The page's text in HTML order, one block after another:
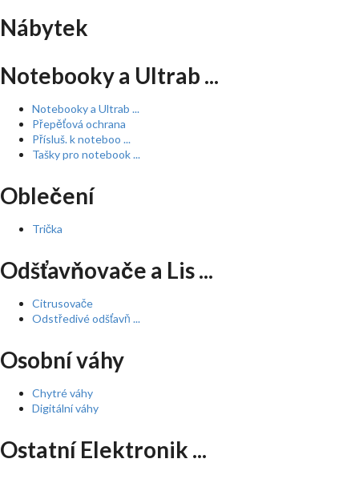
Nábytek
Notebooky a Ultrab ...
Notebooky a Ultrab ...
Přepěťová ochrana
Přísluš. k noteboo ...
Tašky pro notebook ...
Oblečení
Trička
Odšťavňovače a Lis ...
Citrusovače
Odstředivé odšťavň ...
Osobní váhy
Chytré váhy
Digitální váhy
Ostatní Elektronik ...